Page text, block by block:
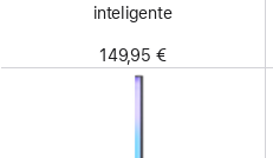
inteligente
149,95 €